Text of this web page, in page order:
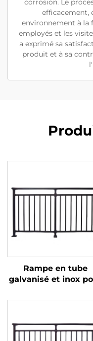
corrosion. Le
efficacement,
environnement à la
employés et les
a exprimé sa
produit et à sa
Rampe en tube
galvanisé et inox
et main courante
moderne